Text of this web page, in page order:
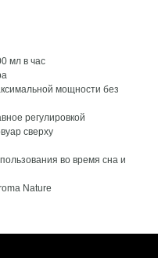
мл в час
мощности без
регулировкой
сверху
во время сна и
Nature